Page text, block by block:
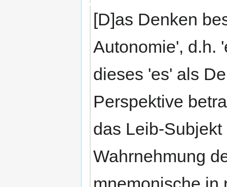
[D]as Denken
Autonomie', d.h.
dieses 'es' als
Perspektive
das Leib-
Wahrnehmung